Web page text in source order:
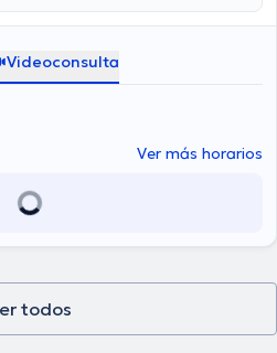
Videoconsulta
Ver más horarios
todos